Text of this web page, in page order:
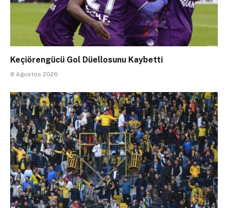
Keçiörengücü Gol Düellosunu Kaybetti
8 Ağustos 2026